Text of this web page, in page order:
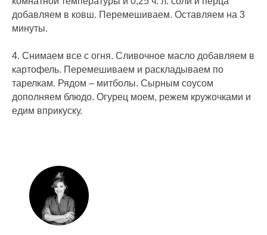
добавляем в ковш. Перемешиваем. Оставляем на 3
минуты.⠀
4. Снимаем все с огня. Сливочное масло добавляем в
картофель. Перемешиваем и раскладываем по
тарелкам. Рядом – митболы. Сырным соусом
дополняем блюдо. Огурец моем, режем кружочками и
едим вприкуску.⠀